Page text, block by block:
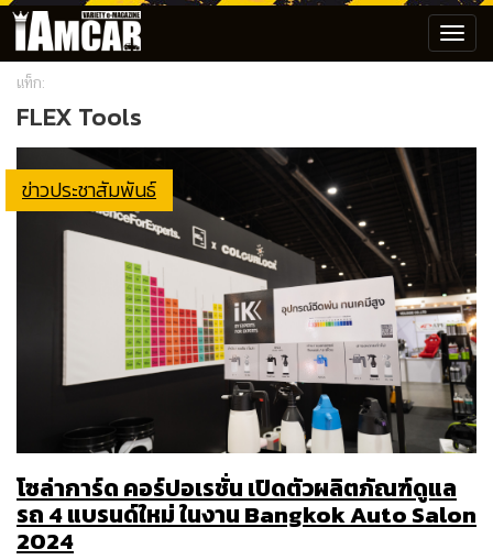
แท็ก:
FLEX Tools
ข่าวประชาสัมพันธ์
โซล่าการ์ด คอร์ปอเรชั่น เปิดตัวผลิตภัณฑ์ดูแล
รถ 4 แบรนด์ใหม่ ในงาน Bangkok Auto Salon
2024